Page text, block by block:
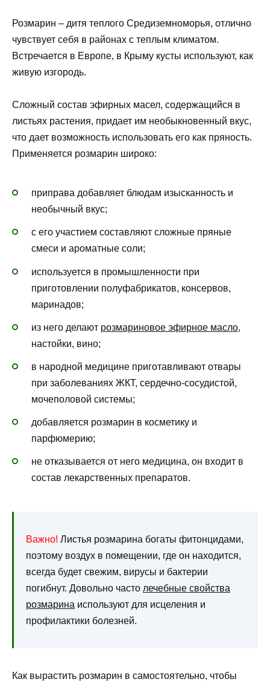
Розмарин – дитя теплого Средиземноморья, отлично
чувствует себя в районах с теплым климатом.
Встречается в Европе, в Крыму кусты используют, как
живую изгородь.
Сложный состав эфирных масел, содержащийся в
листьях растения, придает им необыкновенный вкус,
что дает возможность использовать его как пряность.
Применяется розмарин широко:
приправа добавляет блюдам изысканность и
необычный вкус;
с его участием составляют сложные пряные
смеси и ароматные соли;
используется в промышленности при
приготовлении полуфабрикатов, консервов,
маринадов;
из него делают розмариновое эфирное масло,
настойки, вино;
в народной медицине приготавливают отвары
при заболеваниях ЖКТ, сердечно-сосудистой,
мочеполовой системы;
добавляется розмарин в косметику и
парфюмерию;
не отказывается от него медицина, он входит в
состав лекарственных препаратов.
Важно! Листья розмарина богаты фитонцидами,
поэтому воздух в помещении, где он находится,
всегда будет свежим, вирусы и бактерии
погибнут. Довольно часто лечебные свойства
розмарина используют для исцеления и
профилактики болезней.
Как вырастить розмарин в самостоятельно, чтобы